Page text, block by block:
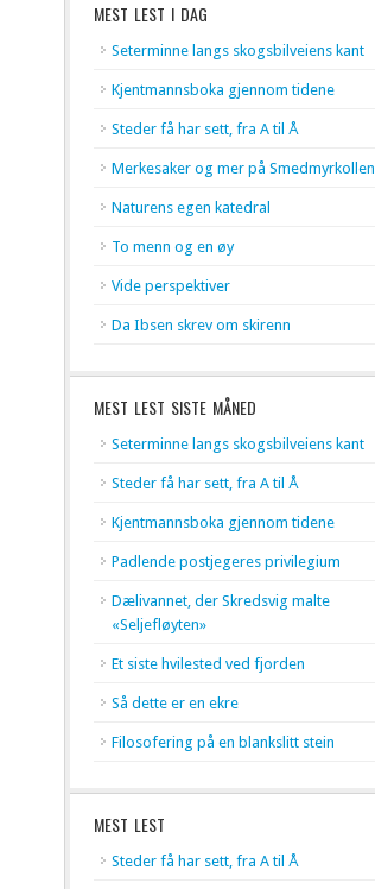
MEST LEST I DAG
Seterminne langs skogsbilveiens kant
Kjentmannsboka gjennom tidene
Steder få har sett, fra A til Å
Merkesaker og mer på Smedmyrkollen
Naturens egen katedral
To menn og en øy
Vide perspektiver
Da Ibsen skrev om skirenn
MEST LEST SISTE MÅNED
Seterminne langs skogsbilveiens kant
Steder få har sett, fra A til Å
Kjentmannsboka gjennom tidene
Padlende postjegeres privilegium
Dælivannet, der Skredsvig malte
«Seljefløyten»
Et siste hvilested ved fjorden
Så dette er en ekre
Filosofering på en blankslitt stein
MEST LEST
Steder få har sett, fra A til Å